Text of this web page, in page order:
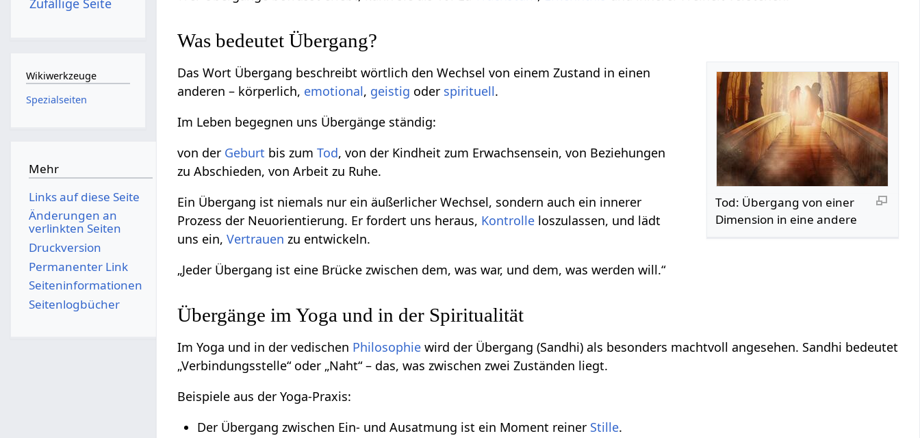
Was bedeutet Übergang?
Tod: Übergang von einer
Dimension in eine andere
Das Wort Übergang beschreibt wörtlich den Wechsel von einem Zustand in einen
anderen – körperlich, emotional, geistig oder spirituell.
Im Leben begegnen uns Übergänge ständig:
von der Geburt bis zumTod, von der Kindheit zum Erwachsensein, von Beziehungen
zu Abschieden, von Arbeit zu Ruhe.
Ein Übergang ist niemals nur ein äußerlicher Wechsel, sondern auch ein innerer
Prozess der Neuorientierung. Er fordert uns heraus, Kontrolle loszulassen, und lädt
uns ein,Vertrauen zu entwickeln.
„Jeder Übergang ist eine Brücke zwischen dem, was war, und dem, was werden will.“
Übergänge im Yoga und in der Spiritualität
Im Yoga und in der vedischen Philosophie wird der Übergang (Sandhi) als besonders machtvoll angesehen. Sandhi bedeutet
„Verbindungsstelle“ oder „Naht“ – das, was zwischen zwei Zuständen liegt.
Beispiele aus der Yoga-Praxis:
Der Übergang zwischen Ein- und Ausatmung ist ein Moment reiner Stille.
Zufällige Seite
Wikiwerkzeuge
Spezialseiten
Mehr
Links auf diese Seite
Änderungen an
verlinkten Seiten
Druckversion
Permanenter Link
Seiten­­informationen
Seitenlogbücher